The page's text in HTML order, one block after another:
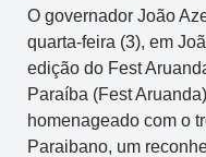
O governador João
quarta-feira (3), em
edição do Fest
Paraíba (Fest
homenageado com o
Paraibano, um